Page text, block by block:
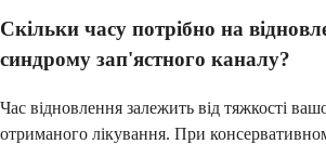
Скільки часу потрібно на
синдрому зап'ястного каналу?
Час відновлення залежить від тяжкості
отриманого лікування. При